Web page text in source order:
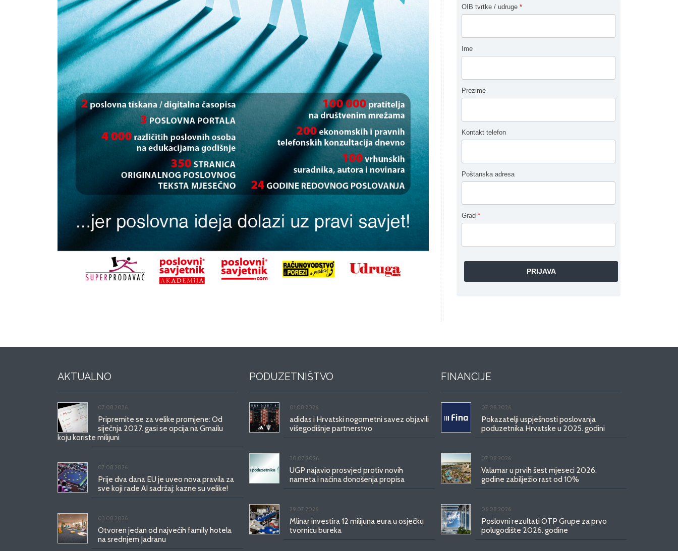
OIB tvrtke / udruge *
Ime
Prezime
Kontakt telefon
Poštanska adresa
Grad *
AKTUALNO
07.08.2026.
Pripremite se za velike promjene: Od
siječnja 2027. gasi se opcija na Gmailu
koju koriste milijuni
07.08.2026.
Prije dva dana EU je uveo nova pravila za
sve koji rade AI sadržaj: kazne su velike!
03.08.2026.
Otvoren jedan od najvećih family hotela
na srednjem Jadranu
PODUZETNIŠTVO
01.08.2026.
adidas i Hrvatski nogometni savez objavili
višegodišnje partnerstvo
30.07.2026.
UGP najavio prosvjed protiv novih
nameta i načina donošenja propisa
29.07.2026.
Mlinar investira 12 milijuna eura u osječku
tvornicu bureka
FINANCIJE
07.08.2026.
Pokazatelji uspješnosti poslovanja
poduzetnika Hrvatske u 2025. godini
07.08.2026.
Valamar u prvih šest mjeseci 2026.
godine zabilježio rast od 10%
06.08.2026.
Poslovni rezultati OTP Grupe za prvo
polugodište 2026. godine